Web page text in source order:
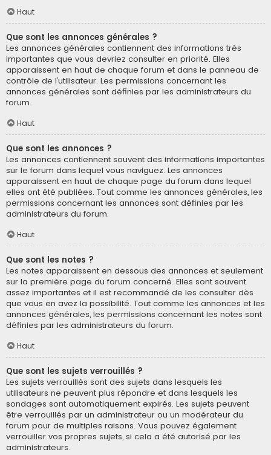
Haut
Que sont les annonces générales ?
Les annonces générales contiennent des informations très
importantes que vous devriez consulter en priorité. Elles
apparaissent en haut de chaque forum et dans le panneau de
contrôle de l’utilisateur. Les permissions concernant les
annonces générales sont définies par les administrateurs du
forum.
Haut
Que sont les annonces ?
Les annonces contiennent souvent des informations importantes
sur le forum dans lequel vous naviguez. Les annonces
apparaissent en haut de chaque page du forum dans lequel
elles ont été publiées. Tout comme les annonces générales, les
permissions concernant les annonces sont définies par les
administrateurs du forum.
Haut
Que sont les notes ?
Les notes apparaissent en dessous des annonces et seulement
sur la première page du forum concerné. Elles sont souvent
assez importantes et il est recommandé de les consulter dès
que vous en avez la possibilité. Tout comme les annonces et les
annonces générales, les permissions concernant les notes sont
définies par les administrateurs du forum.
Haut
Que sont les sujets verrouillés ?
Les sujets verrouillés sont des sujets dans lesquels les
utilisateurs ne peuvent plus répondre et dans lesquels les
sondages sont automatiquement expirés. Les sujets peuvent
être verrouillés par un administrateur ou un modérateur du
forum pour de multiples raisons. Vous pouvez également
verrouiller vos propres sujets, si cela a été autorisé par les
administrateurs.